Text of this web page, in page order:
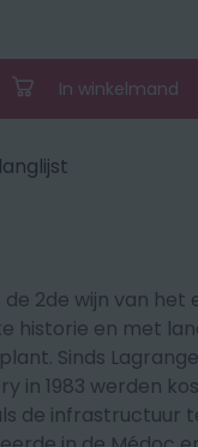
In winkelmand
de 2de wijn van
historie en met
Sinds
in 1983 werden
de infrastructuur